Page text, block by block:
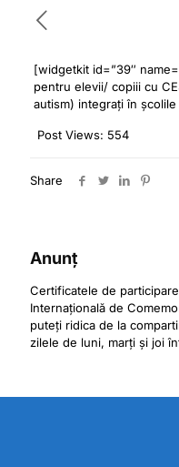
[widgetkit id=”39″
pentru elevii/ copiii cu
autism) integrați în școlile
Post Views: 554
Share
Anunț
Certificatele de
Internațională de
puteți ridica de la
zilele de luni, marți și joi